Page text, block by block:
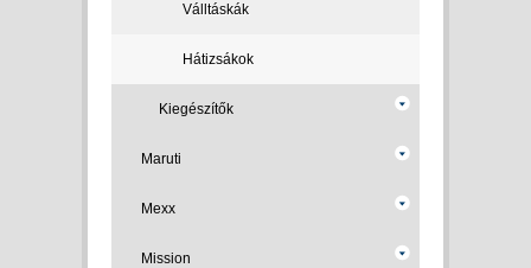
Válltáskák
Hátizsákok
Kiegészítők
Maruti
Mexx
Mission